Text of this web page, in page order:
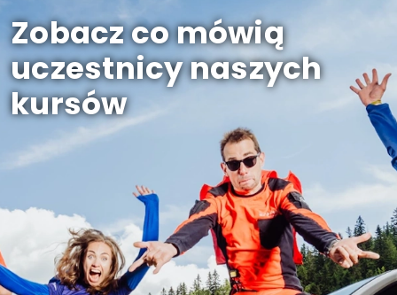
Zobacz co mówią
uczestnicy naszych
kursów